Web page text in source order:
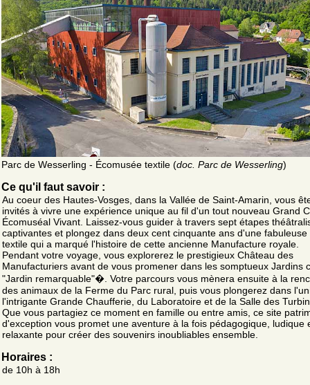
Parc de Wesserling - Écomusée textile (doc. Parc de Wesserling)
Ce qu'il faut savoir :
Au coeur des Hautes-Vosges, dans la Vallée de Saint-Amarin, vous
invités à vivre une expérience unique au fil d'un tout nouveau Grand
Écomuséal Vivant. Laissez-vous guider à travers sept étapes
captivantes et plongez dans deux cent cinquante ans d'une fabuleuse
textile qui a marqué l'histoire de cette ancienne Manufacture royale.
Pendant votre voyage, vous explorerez le prestigieux Château des
Manufacturiers avant de vous promener dans les somptueux Jardins
"Jardin remarquable"�. Votre parcours vous mènera ensuite à la
des animaux de la Ferme du Parc rural, puis vous plongerez dans
l'intrigante Grande Chaufferie, du Laboratoire et de la Salle des
Que vous partagiez ce moment en famille ou entre amis, ce site
d'exception vous promet une aventure à la fois pédagogique, ludique
relaxante pour créer des souvenirs inoubliables ensemble.
Horaires :
de 10h à 18h